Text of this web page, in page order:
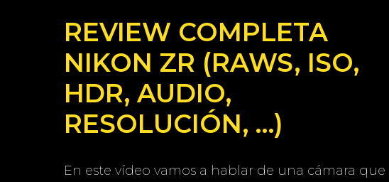
REVIEW COMPLETA
NIKON ZR (RAWS, ISO,
HDR, AUDIO,
RESOLUCIÓN, …)
En este vídeo vamos a hablar de una cámara que